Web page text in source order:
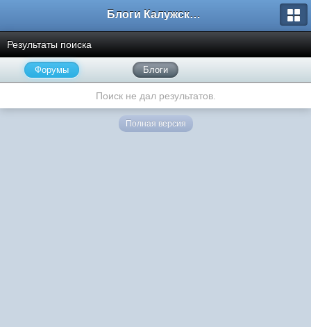
Блоги Калужского перекрестка
Результаты поиска
Форумы Блоги
Поиск не дал результатов.
Полная версия